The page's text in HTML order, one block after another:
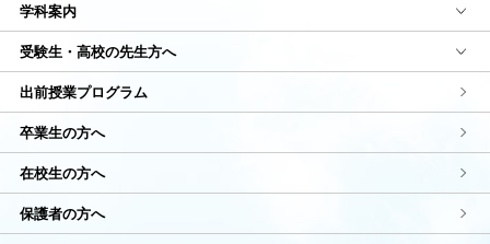
学科案内
受験生・高校の先生方へ
出前授業プログラム
卒業生の方へ
在校生の方へ
保護者の方へ